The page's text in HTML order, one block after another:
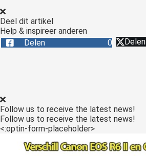
Deel dit artikel
Help & inspireer anderen
Delen
0 Delen
Follow us to receive the latest news!
Follow us to receive the latest news!
<:optin-form-placeholder>